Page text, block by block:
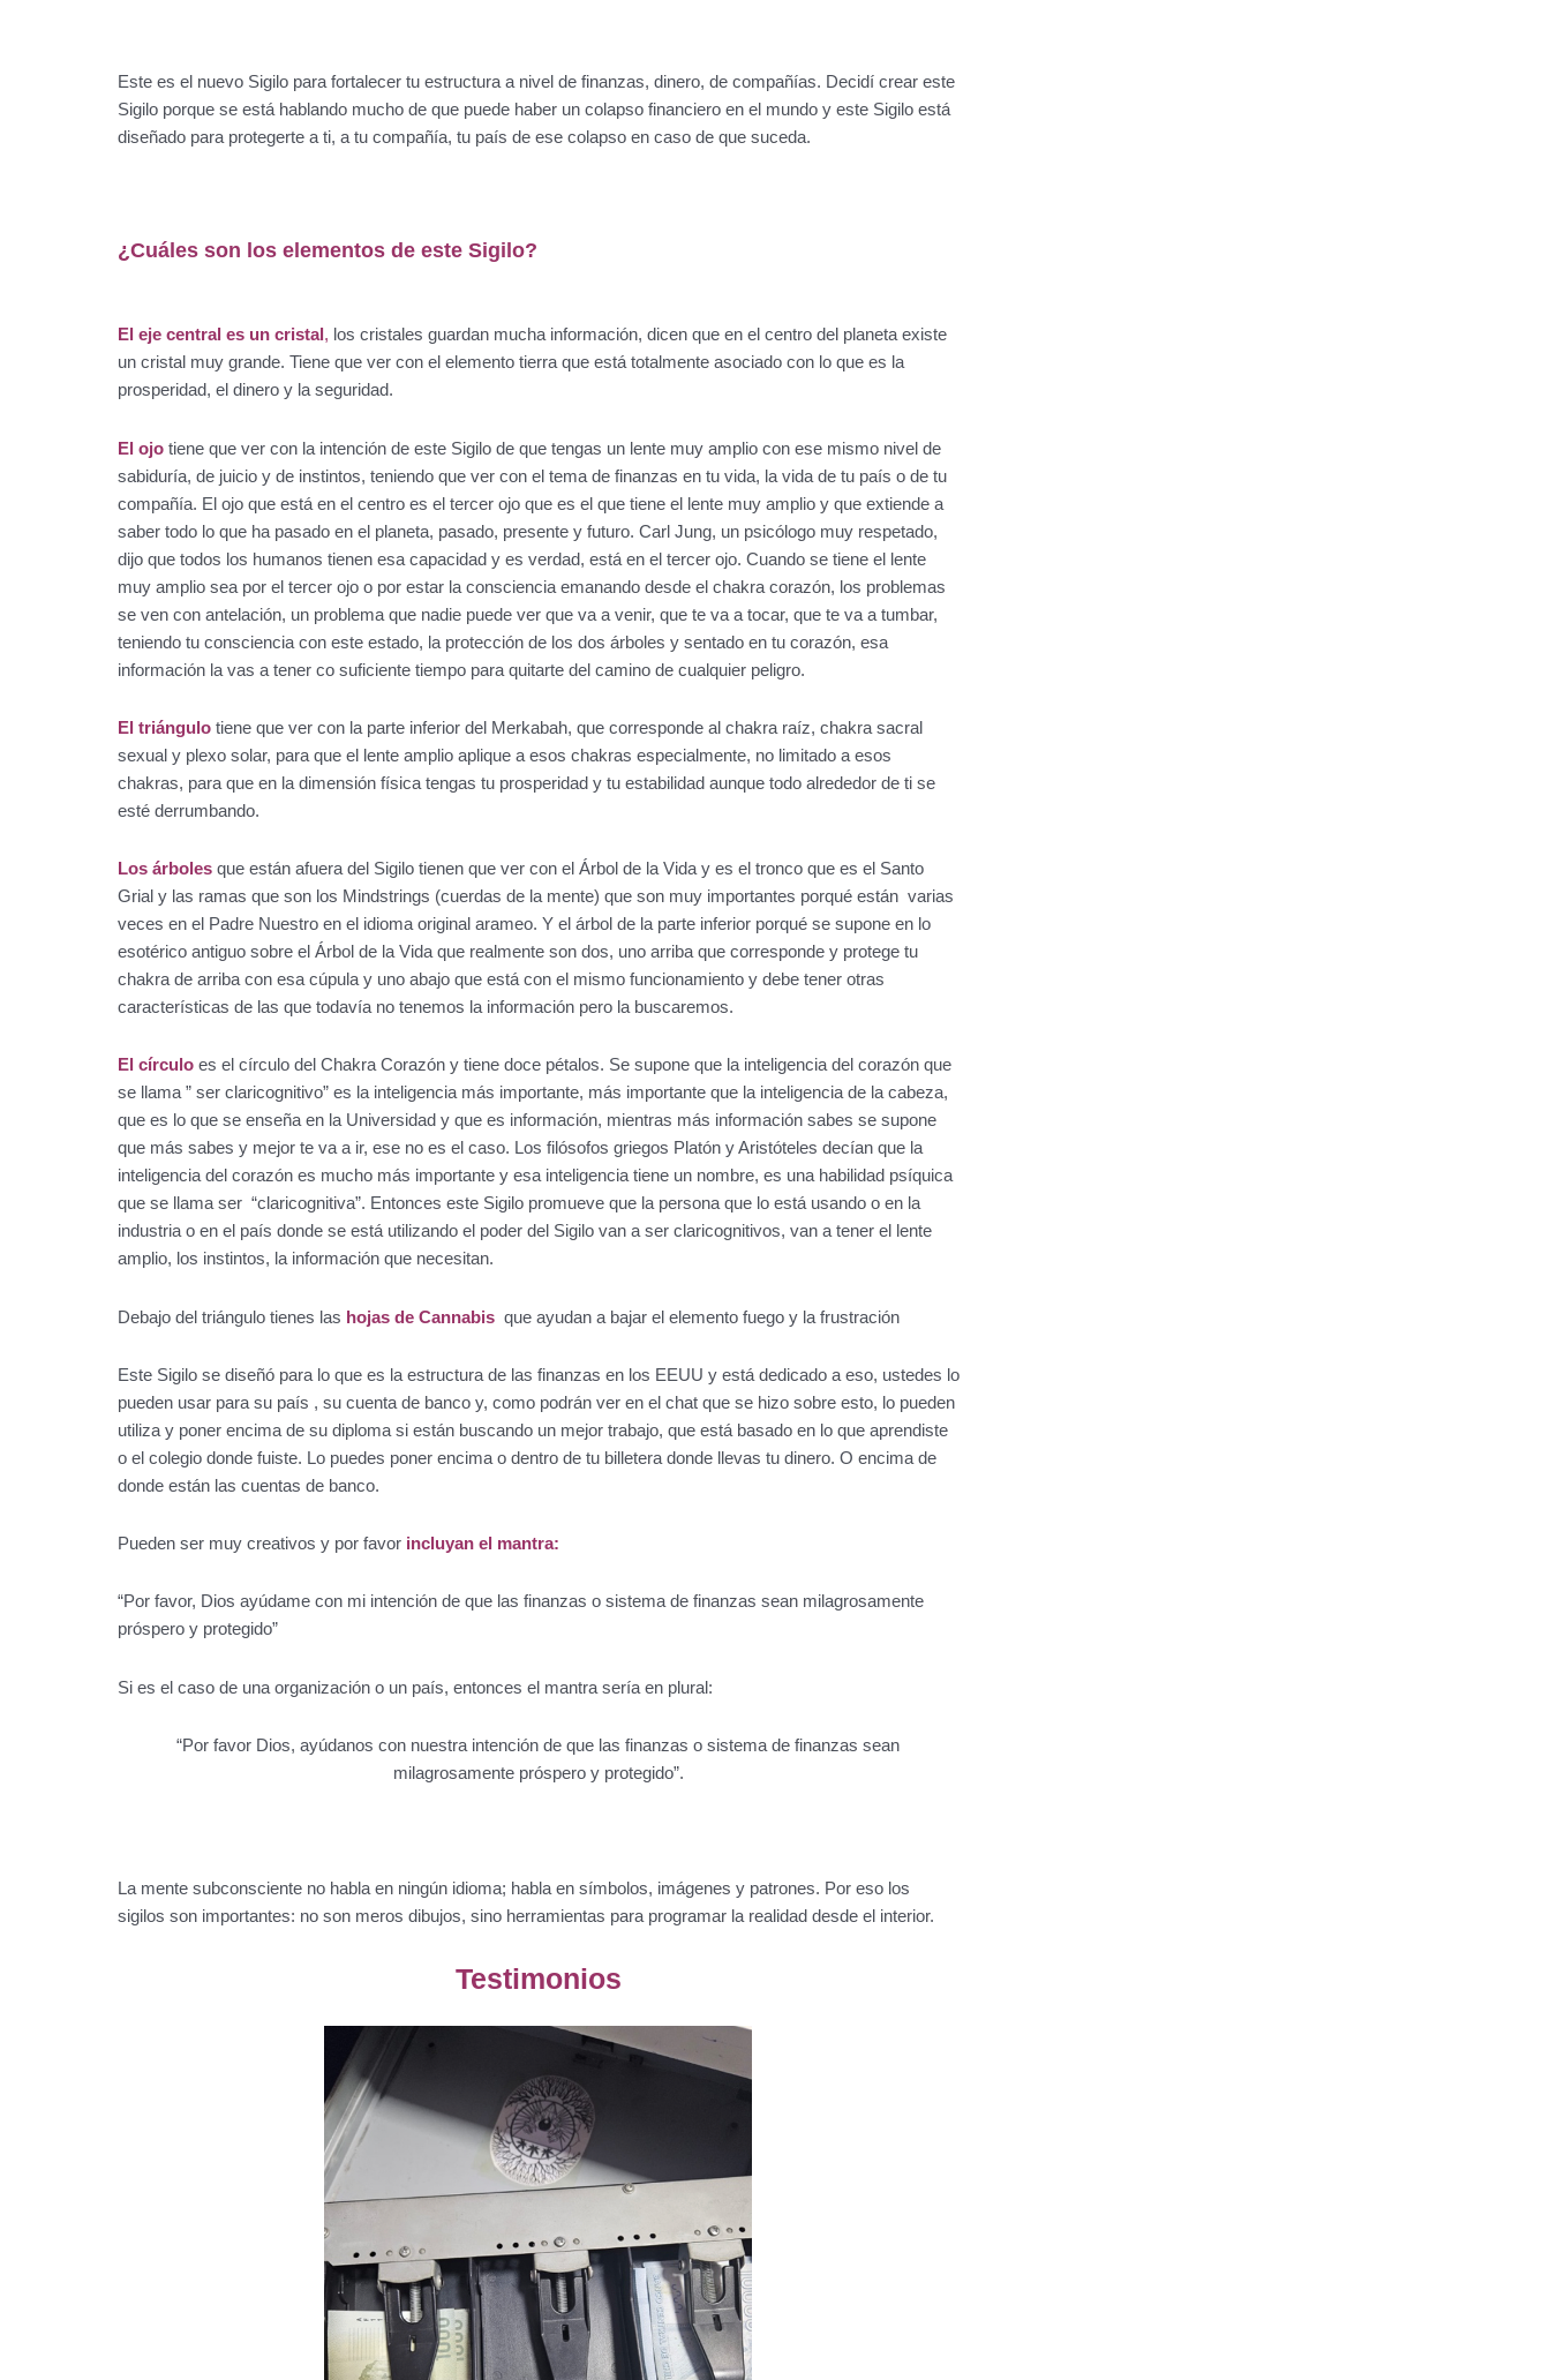
Este es el nuevo Sigilo para fortalecer tu estructura a nivel de finanzas, dinero, de compañías. Decidí crear este
Sigilo porque se está hablando mucho de que puede haber un colapso financiero en el mundo y este Sigilo está
diseñado para protegerte a ti, a tu compañía, tu país de ese colapso en caso de que suceda.
¿Cuáles son los elementos de este Sigilo?
El eje central es un cristal , los cristales guardan mucha información, dicen que en el centro del planeta existe
un cristal muy grande. Tiene que ver con el elemento tierra que está totalmente asociado con lo que es la
prosperidad, el dinero y la seguridad.
El ojo tiene que ver con la intención de este Sigilo de que tengas un lente muy amplio con ese mismo nivel de
sabiduría, de juicio y de instintos, teniendo que ver con el tema de finanzas en tu vida, la vida de tu país o de tu
compañía. El ojo que está en el centro es el tercer ojo que es el que tiene el lente muy amplio y que extiende a
saber todo lo que ha pasado en el planeta, pasado, presente y futuro. Carl Jung, un psicólogo muy respetado,
dijo que todos los humanos tienen esa capacidad y es verdad, está en el tercer ojo. Cuando se tiene el lente
muy amplio sea por el tercer ojo o por estar la consciencia emanando desde el chakra corazón, los problemas
se ven con antelación, un problema que nadie puede ver que va a venir, que te va a tocar, que te va a tumbar,
teniendo tu consciencia con este estado, la protección de los dos árboles y sentado en tu corazón, esa
información la vas a tener co suficiente tiempo para quitarte del camino de cualquier peligro.
El triángulo tiene que ver con la parte inferior del Merkabah, que corresponde al chakra raíz, chakra sacral
sexual y plexo solar, para que el lente amplio aplique a esos chakras especialmente, no limitado a esos
chakras, para que en la dimensión física tengas tu prosperidad y tu estabilidad aunque todo alrededor de ti se
esté derrumbando.
Los árboles que están afuera del Sigilo tienen que ver con el Árbol de la Vida y es el tronco que es el Santo
Grial y las ramas que son los Mindstrings (cuerdas de la mente) que son muy importantes porqué están varias
veces en el Padre Nuestro en el idioma original arameo. Y el árbol de la parte inferior porqué se supone en lo
esotérico antiguo sobre el Árbol de la Vida que realmente son dos, uno arriba que corresponde y protege tu
chakra de arriba con esa cúpula y uno abajo que está con el mismo funcionamiento y debe tener otras
características de las que todavía no tenemos la información pero la buscaremos.
El círculo es el círculo del Chakra Corazón y tiene doce pétalos. Se supone que la inteligencia del corazón que
se llama ” ser claricognitivo” es la inteligencia más importante, más importante que la inteligencia de la cabeza,
que es lo que se enseña en la Universidad y que es información, mientras más información sabes se supone
que más sabes y mejor te va a ir, ese no es el caso. Los filósofos griegos Platón y Aristóteles decían que la
inteligencia del corazón es mucho más importante y esa inteligencia tiene un nombre, es una habilidad psíquica
que se llama ser “claricognitiva”. Entonces este Sigilo promueve que la persona que lo está usando o en la
industria o en el país donde se está utilizando el poder del Sigilo van a ser claricognitivos, van a tener el lente
amplio, los instintos, la información que necesitan.
Debajo del triángulo tienes las hojas de Cannabis que ayudan a bajar el elemento fuego y la frustración
Este Sigilo se diseñó para lo que es la estructura de las finanzas en los EEUU y está dedicado a eso, ustedes lo
pueden usar para su país , su cuenta de banco y, como podrán ver en el chat que se hizo sobre esto, lo pueden
utiliza y poner encima de su diploma si están buscando un mejor trabajo, que está basado en lo que aprendiste
o el colegio donde fuiste. Lo puedes poner encima o dentro de tu billetera donde llevas tu dinero. O encima de
donde están las cuentas de banco.
Pueden ser muy creativos y por favor incluyan el mantra:
“Por favor, Dios ayúdame con mi intención de que las finanzas o sistema de finanzas sean milagrosamente
próspero y protegido”
Si es el caso de una organización o un país, entonces el mantra sería en plural:
“Por favor Dios, ayúdanos con nuestra intención de que las finanzas o sistema de finanzas sean
milagrosamente próspero y protegido”.
La mente subconsciente no habla en ningún idioma; habla en símbolos, imágenes y patrones. Por eso los
sigilos son importantes: no son meros dibujos, sino herramientas para programar la realidad desde el interior.
Testimonios